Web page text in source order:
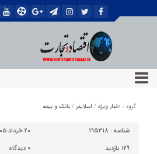
گروه : اخبار ویژه / اسلایدر / بانک و بیمه
شناسه : 195318
۲۰ خرداد ۱۴۰۵ - ۱۸:۱۱
129 بازدید
0 دیدگاه